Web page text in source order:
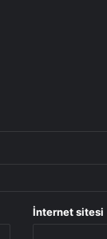
İnternet sitesi